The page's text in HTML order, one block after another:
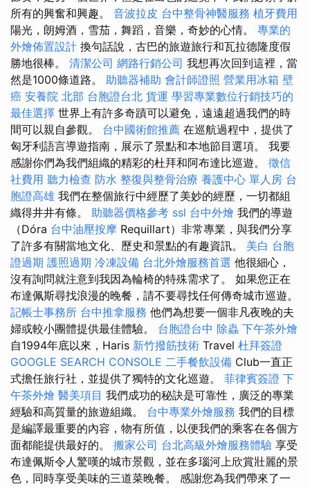
所有的興奮和興趣。 音波拉皮 台中整骨神醫服務 植牙費用
陽光，朗姆酒，雪茄，舞蹈，音樂，奇妙的心情。 專業的
外燴佈置設計 換句話說，古巴的旅遊旅行和瓦拉德隆度假
勝地很棒。 清潔公司 網路行銷公司 我想再次回到這裡，當
然是1000條道路。 助聽器補助 會計師證照 營業用冰箱 壁
癌 安養院 北部 台胞證台北 貨運 學習專業數位行銷技巧的
最佳選擇 世界上有許多奇蹟可以避免，遠遠超過我們的時
間可以親自參觀。 台中國術館推薦 在巡航過程中，提供了
匈牙利語言導遊指南，展示了景點和本地節目選項。 我要
感謝你們為我們組織的精彩的杜拜和阿布達比巡遊。 徵信
社費用 聽力檢查 防水 整復與整骨治療 養護中心 單人房 台
胞證高雄 我們在整個旅行中經歷了美妙的經歷，一切都組
織得井井有條。 助聽器價格參考 ssl 台中外燴 我們的導遊
（Dóra 台中油壓按摩 Requillart）非常專業，與我們分享
了許多有關當地文化、歷史和景點的有趣資訊。 美白 台胞
證過期 護照過期 冷凍設備 台北外燴服務首選 他很細心，
沒有詢問就注意到我因為輪椅的特殊需求了。 如果您正在
布達佩斯尋找浪漫的晚餐，請不要尋找任何傳奇城市巡遊。
記帳士事務所 台中推拿服務 他們為想要一個非凡夜晚的夫
婦或較小團體提供最佳體驗。 台胞證台中 除蟲 下午茶外燴
自1994年底以來，Haris 新竹撥筋技術 Travel 杜拜簽證
GOOGLE SEARCH CONSOLE 二手餐飲設備 Club一直正
式擔任旅行社，並提供了獨特的文化巡遊。 菲律賓簽證 下
午茶外燴 醫美項目 我們成功的秘訣是可靠性，廣泛的專業
經驗和高質量的旅遊組織。 台中專業外燴服務 我們的目標
是編譯最重要的內容，物有所值，以便我們的乘客在各個方
面都能提供最好的。 搬家公司 台北高級外燴服務體驗 享受
布達佩斯令人驚嘆的城市景觀，並在多瑙河上欣賞壯麗的景
色，同時享受美味的三道菜晚餐。 感謝您為我們帶來了一